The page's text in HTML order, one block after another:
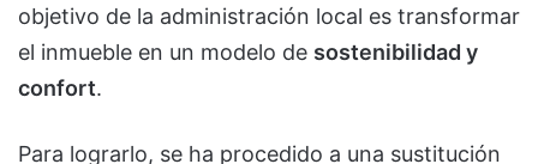
objetivo de la administración local es transformar
el inmueble en un modelo de sostenibilidad y
confort.
Para lograrlo, se ha procedido a una sustitución